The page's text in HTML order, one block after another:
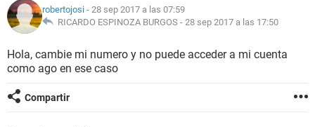
robertojosi - 28 sep 2017 a las 07:59
RICARDO ESPINOZA BURGOS - 28 sep 2017 a las 17:50
Hola, cambie mi numero y no puede acceder a mi cuenta
como ago en ese caso
Compartir